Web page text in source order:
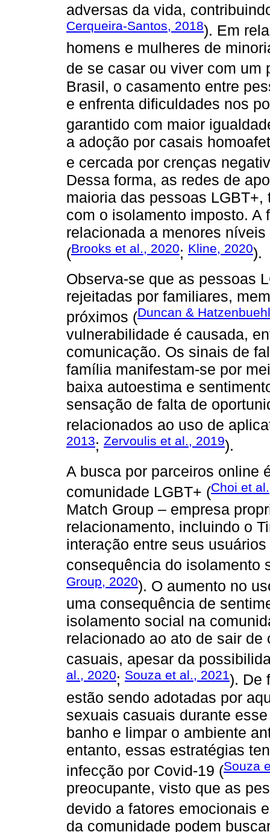
adversas da vida,
Cerqueira-Santos, 2018). Em
homens e mulheres de
de se casar ou viver com um
Brasil, o casamento entre
e enfrenta dificuldades nos
garantido com maior
a adoção por casais
e cercada por crenças
Dessa forma, as redes de
maioria das pessoas
com o isolamento imposto.
relacionada a menores
(Brooks et al., 2020; Kline, 2020).
Observa-se que as pessoas
rejeitadas por familiares,
próximos (Duncan &
vulnerabilidade é causada,
comunicação. Os sinais de
família manifestam-se por
baixa autoestima e
sensação de falta de
relacionados ao uso de
2013; Zervoulis et al., 2019).
A busca por parceiros online
comunidade LGBT+ (Choi et
Match Group – empresa
relacionamento, incluindo o
interação entre seus
consequência do isolamento
Group, 2020). O aumento no
uma consequência de
isolamento social na
relacionado ao ato de sair
casuais, apesar da
al., 2020; Souza et al., 2021). De
estão sendo adotadas por
sexuais casuais durante
banho e limpar o ambiente
entanto, essas estratégias
infecção por Covid-19 (Souza
preocupante, visto que as
devido a fatores emocionais
da comunidade podem